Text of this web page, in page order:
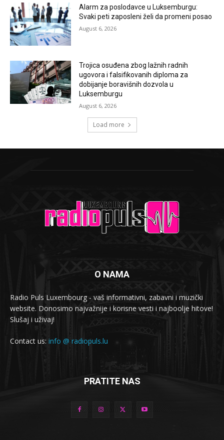
Alarm za poslodavce u Luksemburgu:
Svaki peti zaposleni želi da promeni posao
August 6, 2026
Trojica osuđena zbog lažnih radnih
ugovora i falsifikovanih diploma za
dobijanje boravišnih dozvola u
Luksemburgu
August 6, 2026
Load more
O NAMA
Radio Puls Luxembourg - vaš informativni, zabavni i muzički
website. Donosimo najvažnije i korisne vesti i najboolje hitove!
Slušaj i uživaj!
Contact us: info @ radiopuls.lu
PRATITE NAS